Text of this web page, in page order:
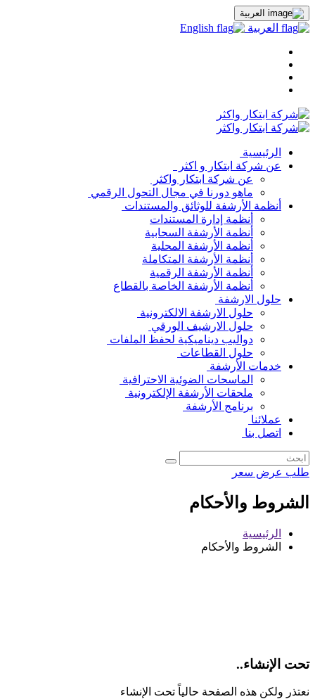
العربية
العربية English
الرئيسية
عن شركة ابتكار و اكثر
عن شركة ابتكار واكثر
ماهو دورنا في مجال التحول الرقمي
أنظمة الأرشفة للوثائق والمستندات
أنظمة إدارة المستندات
أنظمة الأرشفة السحابية
أنظمة الأرشفة المحلية
أنظمة الأرشفة المتكاملة
أنظمة الأرشفة الرقمية
أنظمة الأرشفة الخاصة بالقطاع
حلول الارشفة
حلول الارشفة الالكترونية
حلول الارشيف الورقي
دواليب ديناميكية لحفظ الملفات
حلول القطاعات
خدمات الأرشفة
الماسحات الضوئية الاحترافية
ملحقات الأرشفة الإلكترونية
برنامج الأرشفة
عملائنا
اتصل بنا
طلب عرض سعر
الشروط والأحكام
الرئيسية
الشروط والأحكام
تحت الإنشاء..
نعتذر ولكن هذه الصفحة حالياً تحت الإنشاء